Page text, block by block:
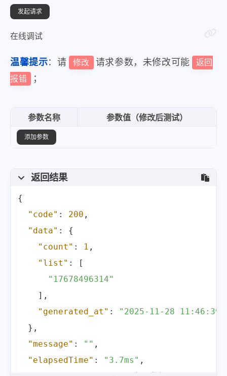
在线调试
温馨提示：请 修改 请求参数，未修改可能
返回
报错
；
参数名称 参数值（修改后测试）
添加参数
返回结果
{
"code" : 200 ,
"data" :
{
"count" : 1 ,
"list" :
[
"17678496314"
] ,
"generated_at" :
"2025-11-28 11:46:39"
} ,
"message" : "" ,
"elapsedTime" : "3.7ms" ,